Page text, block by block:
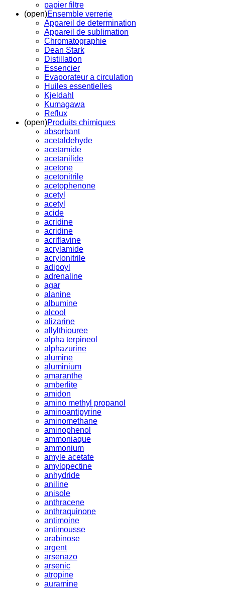
papier filtre
(open)Ensemble verrerie
Appareil de determination
Appareil de sublimation
Chromatographie
Dean Stark
Distillation
Essencier
Evaporateur a circulation
Huiles essentielles
Kjeldahl
Kumagawa
Reflux
(open)Produits chimiques
absorbant
acetaldehyde
acetamide
acetanilide
acetone
acetonitrile
acetophenone
acetyl
acetyl
acide
acridine
acridine
acriflavine
acrylamide
acrylonitrile
adipoyl
adrenaline
agar
alanine
albumine
alcool
alizarine
allylthiouree
alpha terpineol
alphazurine
alumine
aluminium
amaranthe
amberlite
amidon
amino methyl propanol
aminoantipyrine
aminomethane
aminophenol
ammoniaque
ammonium
amyle acetate
amylopectine
anhydride
aniline
anisole
anthracene
anthraquinone
antimoine
antimousse
arabinose
argent
arsenazo
arsenic
atropine
auramine